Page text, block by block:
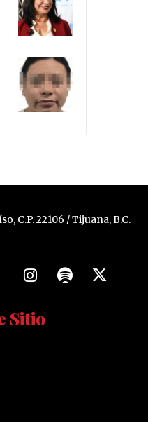
C.P. 22106 / Tijuana, B.C.
Sitio